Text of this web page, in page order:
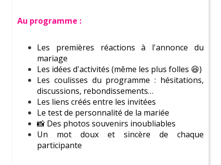
Une coordinatrice à tes côtés pour
Paris !
Au programme :
Les premières réactions à l'annonce du
mariage
Les idées d'activités (même les plus folles 😆)
Les coulisses du programme : hésitations,
discussions, rebondissements…
Les liens créés entre les invitées
Le test de personnalité de la mariée
📸 Des photos souvenirs inoubliables
Un mot doux et sincère de chaque
participante